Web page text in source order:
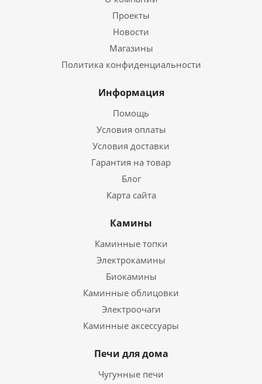
Проекты
Новости
Магазины
Политика конфиденциальности
Информация
Помощь
Условия оплаты
Условия доставки
Гарантия на товар
Блог
Карта сайта
Камины
Каминные топки
Электрокамины
Биокамины
Каминные облицовки
Электроочаги
Каминные аксессуары
Печи для дома
Чугунные печи